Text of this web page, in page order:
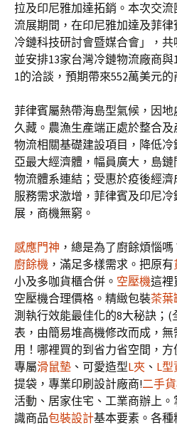
拉及印尼雅加達拓銷。本次交
流展期間，在印尼雅加達及菲
冷鏈科技研討會暨媒合會」，共
並安排13家台灣冷鏈物流廠商
1的洽談，預期帶來552萬美元的
菲律賓屬熱帶海島型氣候，因
久藏。農漁生產端正處於整合
物流相關基礎建設項目，降低
亞最大經濟體，幅員廣大，島
物流體系連結；受惠於疫後經
服務需求激增，菲律賓及印尼
展，商機無窮。
感應門神 ，總是為了廚餘煩惱
廚餘機 ，滿足多樣需求。把原有
小及多咖貨櫃合併。 空壓機這裡
空壓機合理價格。精緻包裝茶葉
測執行效能最佳化的8大秘訣；(
表，由簡易堆高機修改而成，
用！哪裡買的到省力省空間，方
專屬滑鼠墊 、可愛造型L夾 、 L型
提袋，專業印刷設計廠商!二手
活動、居家住宅、工業商辦上
識商品包裝設計基本要素。各